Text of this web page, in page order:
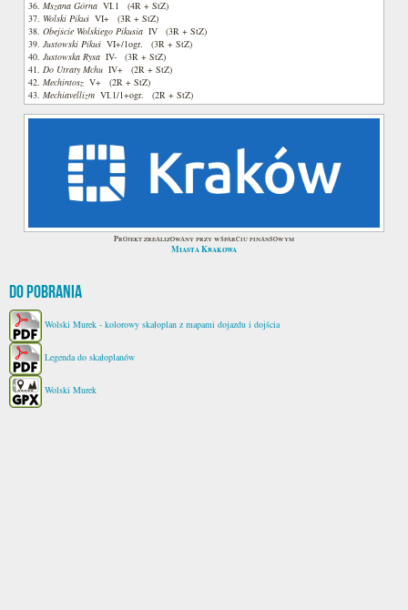
36. Mszana Górna VI.1 (4R + StZ)
37. Wolski Pikuś VI+ (3R + StZ)
38. Obejście Wolskiego Pikusia IV (3R + StZ)
39. Justowski Pikuś VI+/1ogr. (3R + StZ)
40. Justowska Rysa IV- (3R + StZ)
41. Do Utraty Mchu IV+ (2R + StZ)
42. Mechintosz V+ (2R + StZ)
43. Mechiavellizm VI.1/1+ogr. (2R + StZ)
Projekt zrealizowany przy wsparciu finansowym
Miasta Krakowa
Do pobrania
Wolski Murek - kolorowy skałoplan z mapami dojazdu i dojścia
Legenda do skałoplanów
Wolski Murek